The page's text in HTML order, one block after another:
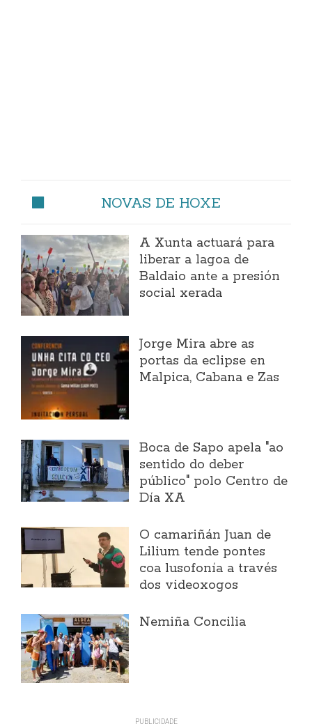
NOVAS DE HOXE
A Xunta actuará para
liberar a lagoa de
Baldaio ante a presión
social xerada
Jorge Mira abre as
portas da eclipse en
Malpica, Cabana e Zas
Boca de Sapo apela "ao
sentido do deber
público" polo Centro de
Día XA
O camariñán Juan de
Lilium tende pontes
coa lusofonía a través
dos videoxogos
Nemiña Concilia